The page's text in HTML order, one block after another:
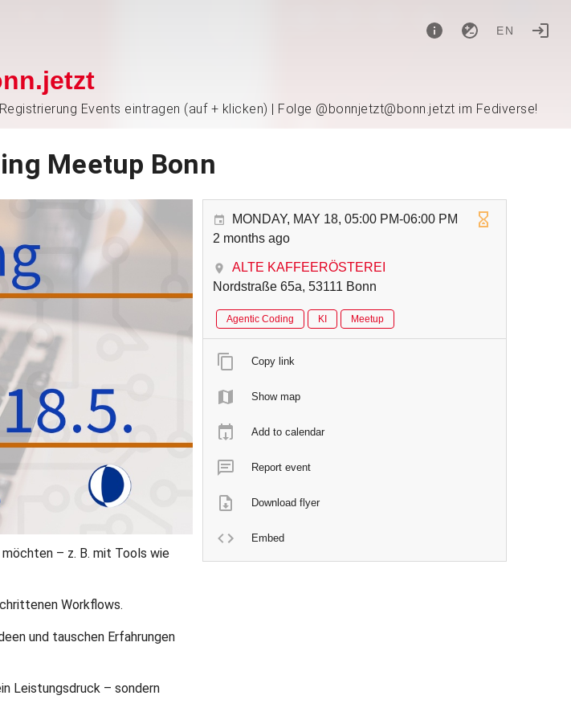
EN
Events eintragen (auf + klicken) | Folge @bonnjetzt@bonn.jetzt im Fediverse!
Meetup Bonn
– z. B. mit Tools wie
Workflows.
und tauschen Erfahrungen
Leistungsdruck – sondern
MONDAY, MAY 18, 05:00 PM-06:00 PM
2 months ago
ALTE KAFFEERÖSTEREI
Nordstraße 65a, 53111 Bonn
Agentic Coding KI Meetup
Copy link
Show map
Add to calendar
Report event
Download flyer
Embed